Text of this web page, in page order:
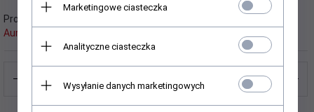
Producent:
Aura.Via
Marketingowe ciasteczka
Analityczne ciasteczka
Wysyłanie danych marketingowych